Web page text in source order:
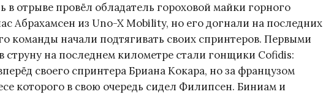
в отрыве провёл обладатель гороховой майки горного
Абрахамсен из Uno-X Mobility, но его догнали на последних
команды начали подтягивать своих спринтеров. Первыми
струну на последнем километре стали гонщики Cofidis:
своего спринтера Бриана Кокара, но за французом
которого в свою очередь сидел Филипсен. Биниам и